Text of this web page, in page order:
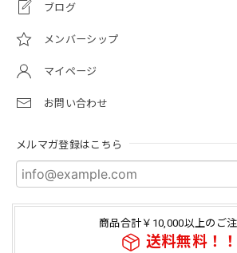
ブログ
メンバーシップ
マイページ
お問い合わせ
メルマガ登録はこちら
商品合計￥10,000以上のご
送料無料！！